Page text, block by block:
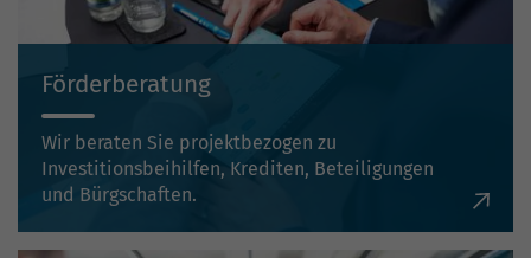
Förderberatung
Wir beraten Sie projektbezogen zu
Investitionsbeihilfen, Krediten, Beteiligungen
und Bürgschaften.